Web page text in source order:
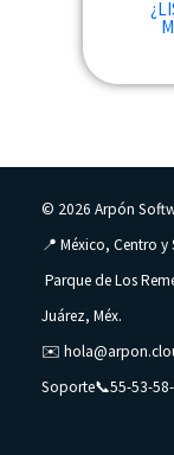
© 2026 Arpón
📍 México, Centro y
Parque de Los
Juárez, Méx.
✉️
Soporte📞55-53-